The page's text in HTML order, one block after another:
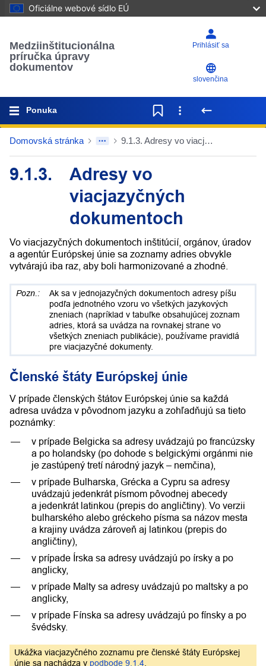
Oficiálne webové sídlo EÚ
Medziinštitucionálna
príručka úpravy
dokumentov
Prihlásiť sa
slovenčina
Ponuka
Domovská stránka 9.1.3. Adresy vo viacjazyčných dokumentoch